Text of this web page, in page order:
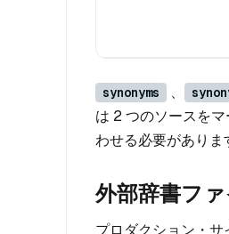
synonyms 、
は 2 つのソースをマ
わせる必要がありま
外部辞書フ
プロダクション・